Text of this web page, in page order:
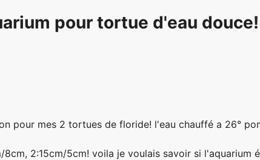
pour tortue d'eau
pour mes 2 tortues de floride! l'eau chauffé a 26°
8cm, 2:15cm/5cm! voila je voulais savoir si l'aquarium